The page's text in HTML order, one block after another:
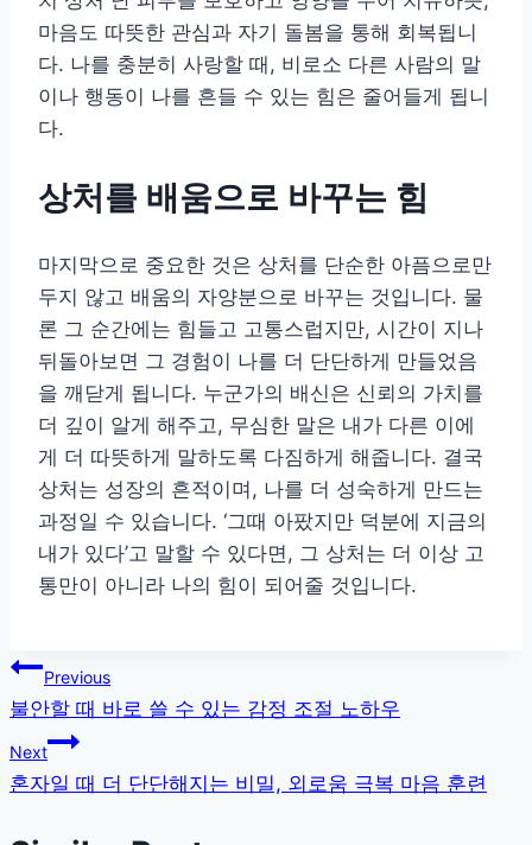
마음도 따뜻한 관심과 자기 돌봄을 통해 회복됩니
다. 나를 충분히 사랑할 때, 비로소 다른 사람의 말
이나 행동이 나를 흔들 수 있는 힘은 줄어들게 됩니
다.
상처를 배움으로 바꾸는 힘
마지막으로 중요한 것은 상처를 단순한 아픔으로만
두지 않고 배움의 자양분으로 바꾸는 것입니다. 물
론 그 순간에는 힘들고 고통스럽지만, 시간이 지나
뒤돌아보면 그 경험이 나를 더 단단하게 만들었음
을 깨닫게 됩니다. 누군가의 배신은 신뢰의 가치를
더 깊이 알게 해주고, 무심한 말은 내가 다른 이에
게 더 따뜻하게 말하도록 다짐하게 해줍니다. 결국
상처는 성장의 흔적이며, 나를 더 성숙하게 만드는
과정일 수 있습니다. ‘그때 아팠지만 덕분에 지금의
내가 있다’고 말할 수 있다면, 그 상처는 더 이상 고
통만이 아니라 나의 힘이 되어줄 것입니다.
글
탐
색
Previous
불안할 때 바로 쓸 수 있는 감정 조절 노하우
Next
혼자일 때 더 단단해지는 비밀, 외로움 극복 마음 훈련